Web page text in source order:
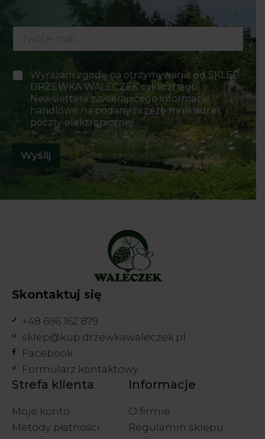
m
*
P
Wyrażam zgodę na otrzymywanie od SKLEP
DRZEWKA WALECZEK cyklicznego
Newslettera zawierającego informacje
handlowe na podany przeze mnie adres
poczty elektronicznej.
Wyślij
Skontaktuj się
+48 696 162 879
sklep@kup.drzewkawaleczek.pl
Facebook
Formularz kontaktowy
Strefa klienta
Moje konto
Metody płatności
Informacje
O firmie
Regulamin sklepu